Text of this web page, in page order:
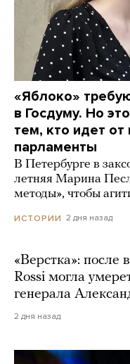
«Яблоко»
в Госдуму. Но
тем, кто идет от
парламенты
В Петербурге в
летняя Марина
методы», чтобы
ИСТОРИИ 2 дня назад
«Верстка»: после
Rossi могла
генерала
2 дня назад